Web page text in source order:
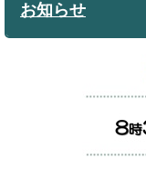
お知らせ